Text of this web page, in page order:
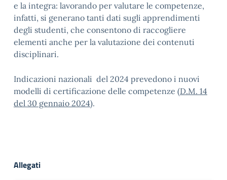
e la integra: lavorando per valutare le competenze,
infatti, si generano tanti dati sugli apprendimenti
degli studenti, che consentono di raccogliere
elementi anche per la valutazione dei contenuti
disciplinari.
Indicazioni nazionali del 2024 prevedono i nuovi
modelli di certificazione delle competenze (D.M. 14
del 30 gennaio 2024).
Allegati